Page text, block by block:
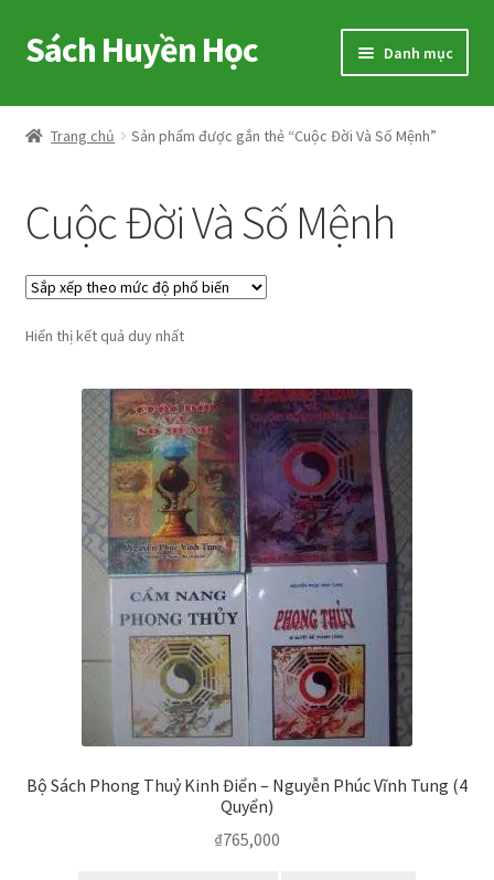
Đi
đến
hướng
Chuyển
đến
dung
Sách Huyền Học Danh mục
Home
Shop
Voucher
Hướng Dẫn
My account
Trang chủ Sản phẩm được gắn thẻ “Cuộc Đời Và Số Mệnh”
Cuộc Đời Và Số Mệnh
Hiển thị kết quả duy nhất
Bộ Sách Phong Thuỷ Kinh Điển – Nguyễn Phúc Vĩnh Tung (4
Quyển)
₫765,000